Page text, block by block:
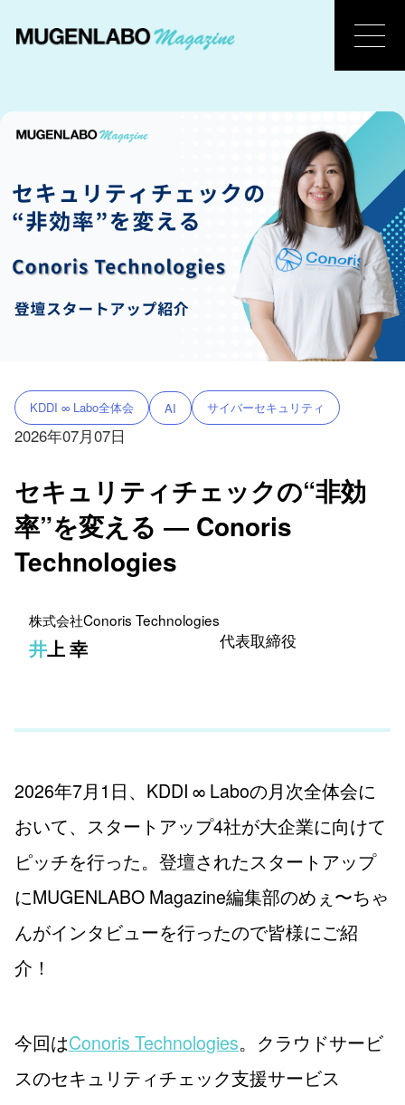
KDDI ∞ Labo全体会 AI サイバーセキュリティ
2026年07月07日
セキュリティチェックの“非効
率”を変える ― Conoris
Technologies
株式会社Conoris Technologies
井上 幸 代表取締役
2026年7月1日、KDDI ∞ Laboの月次全体会に
おいて、スタートアップ4社が大企業に向けて
ピッチを行った。登壇されたスタートアップ
にMUGENLABO Magazine編集部のめぇ〜ちゃ
んがインタビューを行ったので皆様にご紹
介！
今回はConoris Technologies。クラウドサービ
スのセキュリティチェック支援サービス